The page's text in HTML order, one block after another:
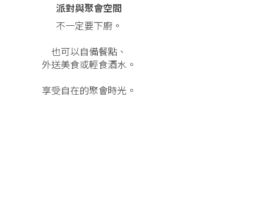
派對與聚會空間
不一定要下廚。
也可以自備餐點、
外送美食或輕食酒水。
享受自在的聚會時光。